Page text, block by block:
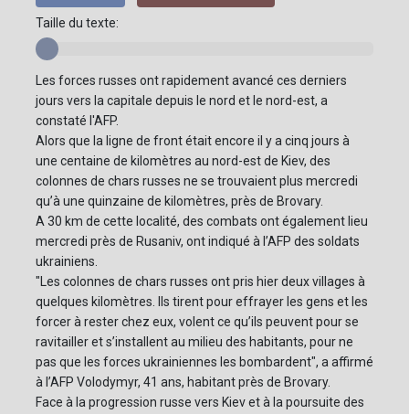
Taille du texte:
Les forces russes ont rapidement avancé ces derniers
jours vers la capitale depuis le nord et le nord-est, a
constaté l'AFP.
Alors que la ligne de front était encore il y a cinq jours à
une centaine de kilomètres au nord-est de Kiev, des
colonnes de chars russes ne se trouvaient plus mercredi
qu’à une quinzaine de kilomètres, près de Brovary.
A 30 km de cette localité, des combats ont également lieu
mercredi près de Rusaniv, ont indiqué à l’AFP des soldats
ukrainiens.
"Les colonnes de chars russes ont pris hier deux villages à
quelques kilomètres. Ils tirent pour effrayer les gens et les
forcer à rester chez eux, volent ce qu’ils peuvent pour se
ravitailler et s’installent au milieu des habitants, pour ne
pas que les forces ukrainiennes les bombardent", a affirmé
à l’AFP Volodymyr, 41 ans, habitant près de Brovary.
Face à la progression russe vers Kiev et à la poursuite des